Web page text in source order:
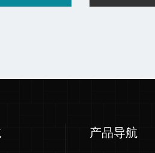
产品导航